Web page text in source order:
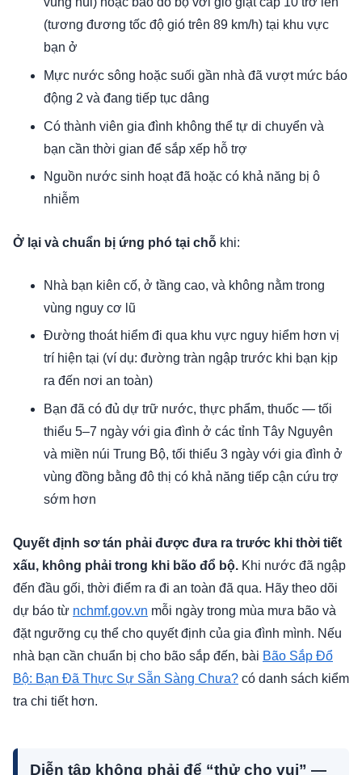
(tương đương tốc độ gió trên 89 km/h) tại khu vực
bạn ở
Mực nước sông hoặc suối gần nhà đã vượt mức báo
động 2 và đang tiếp tục dâng
Có thành viên gia đình không thể tự di chuyển và
bạn cần thời gian để sắp xếp hỗ trợ
Nguồn nước sinh hoạt đã hoặc có khả năng bị ô
nhiễm
Ở lại và chuẩn bị ứng phó tại chỗ khi:
Nhà bạn kiên cố, ở tầng cao, và không nằm trong
vùng nguy cơ lũ
Đường thoát hiểm đi qua khu vực nguy hiểm hơn vị
trí hiện tại (ví dụ: đường tràn ngập trước khi bạn kịp
ra đến nơi an toàn)
Bạn đã có đủ dự trữ nước, thực phẩm, thuốc — tối
thiểu 5–7 ngày với gia đình ở các tỉnh Tây Nguyên
và miền núi Trung Bộ, tối thiểu 3 ngày với gia đình ở
vùng đồng bằng đô thị có khả năng tiếp cận cứu trợ
sớm hơn
Quyết định sơ tán phải được đưa ra trước khi thời tiết
xấu, không phải trong khi bão đổ bộ. Khi nước đã ngập
đến đầu gối, thời điểm ra đi an toàn đã qua. Hãy theo dõi
dự báo từ nchmf.gov.vn mỗi ngày trong mùa mưa bão và
đặt ngưỡng cụ thể cho quyết định của gia đình mình. Nếu
nhà bạn cần chuẩn bị cho bão sắp đến, bài Bão Sắp Đổ
Bộ: Bạn Đã Thực Sự Sẵn Sàng Chưa? có danh sách kiểm
tra chi tiết hơn.
Diễn tập không phải để “thử cho vui” —